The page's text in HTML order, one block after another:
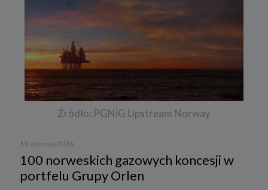
Źródło: PGNiG Upstream Norway
13 stycznia 2026
100 norweskich gazowych koncesji w
portfelu Grupy Orlen